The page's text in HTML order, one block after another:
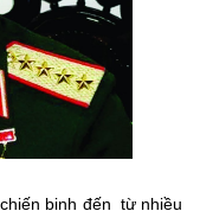
binh đến từ nhiều